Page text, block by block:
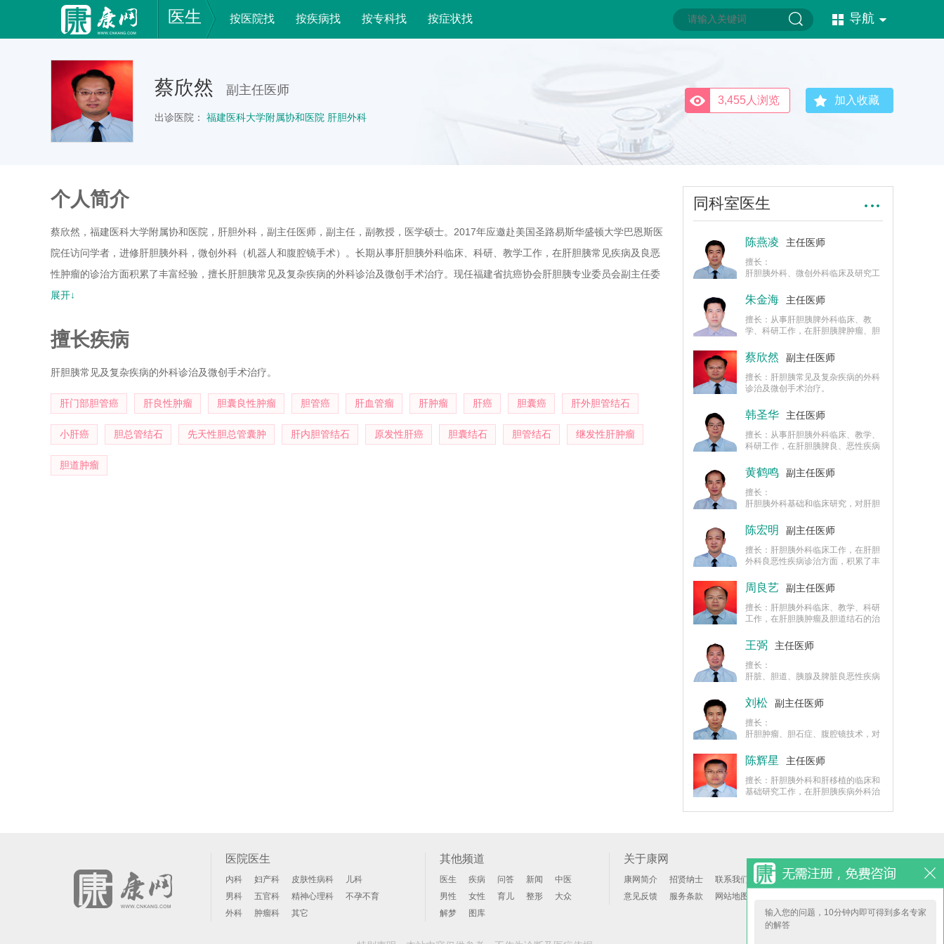
医生 按医院找 按疾病找 按专科找 按症状找 导航
蔡欣然 副主任医师
出诊医院： 福建医科大学附属协和医院 肝胆外科
加入收藏
3,455人浏览
个人简介
蔡欣然，福建医科大学附属协和医院，肝胆外科，副主任医师，副主任，副教授，医学硕士。2017年应邀赴美国圣路易斯华盛顿大学巴恩斯医
院任访问学者，进修肝胆胰外科，微创外科（机器人和腹腔镜手术）。长期从事肝胆胰外科临床、科研、教学工作，在肝胆胰常见疾病及良恶
性肿瘤的诊治方面积累了丰富经验，擅长肝胆胰常见及复杂疾病的外科诊治及微创手术治疗。现任福建省抗癌协会肝胆胰专业委员会副主任委
员、中国医师协会肝癌专业委员会全国委员、福建医学会肝病学分会委员、福建省预防医学会肝胆胰疾病预防与控制专业委员会委员、福建省
展开↓
擅长疾病
肝胆胰常见及复杂疾病的外科诊治及微创手术治疗。
肝门部胆管癌 肝良性肿瘤 胆囊良性肿瘤 胆管癌 肝血管瘤 肝肿瘤 肝癌 胆囊癌 肝外胆管结石
小肝癌 胆总管结石 先天性胆总管囊肿 肝内胆管结石 原发性肝癌 胆囊结石 胆管结石 继发性肝肿瘤
胆道肿瘤
同科室医生
陈燕凌 主任医师
擅长：
肝胆胰外科、微创外科临床及研究工
诊治。
朱金海 主任医师
擅长：从事肝胆胰脾外科临床、教
学、科研工作，在肝胆胰脾肿瘤、胆
肿、胰腺癌、肝癌等疾病以及腹腔镜
微创外科技术方面有深入研究，积累
了丰富的经验。
蔡欣然 副主任医师
擅长：肝胆胰常见及复杂疾病的外科
诊治及微创手术治疗。
韩圣华 主任医师
擅长：从事肝胆胰外科临床、教学、
科研工作，在肝胆胰脾良、恶性疾病
擅长肝胆胰脾外科疾病的手术及微创
治疗，尤其是肝癌、肝硬化、肝囊
肿、胆囊癌、脾破裂等疾病。
黄鹤鸣 副主任医师
擅长：
肝胆胰外科基础和临床研究，对肝胆
的诊治有较深入研究。
陈宏明 副主任医师
擅长：肝胆胰外科临床工作，在肝胆
外科良恶性疾病诊治方面，积累了丰
周良艺 副主任医师
擅长：肝胆胰外科临床、教学、科研
工作，在肝胆胰肿瘤及胆道结石的治
王弼 主任医师
擅长：
肝脏、胆道、胰腺及脾脏良恶性疾病
术娴熟。
刘松 副主任医师
擅长：
肝胆肿瘤、胆石症、腹腔镜技术，对
陈辉星 主任医师
擅长：肝胆胰外科和肝移植的临床和
基础研究工作，在肝胆胰疾病外科治
医院医生
内科 妇产科 皮肤性病科
儿科
男科
五官科 精神心理科
不孕不育
外科
肿瘤科 其它
其他频道
医生 疾病 问答 新闻
中医
男性
女性 育儿 整形
大众
解梦
图库
关于康网
康网简介 招贤纳士
联系我们
意见反馈
服务条款 网站地图